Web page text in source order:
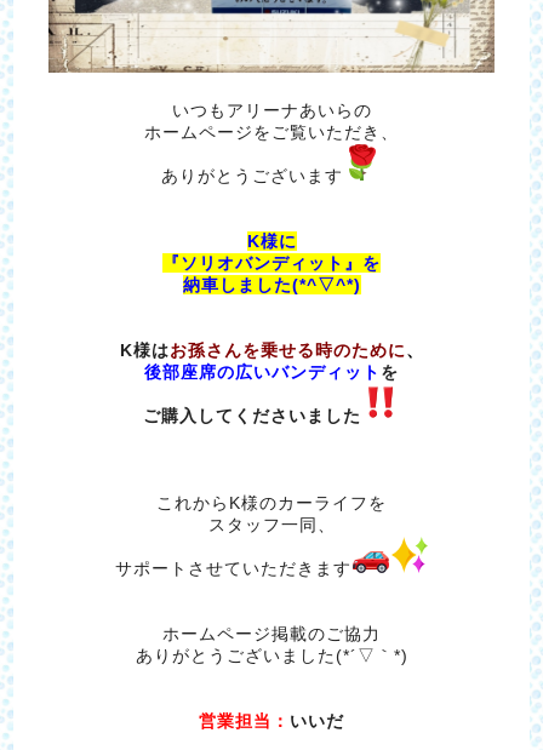
いつもアリーナあいらの
ホームページをご覧いただき、
ありがとうございます
K様に
『ソリオバンディット』を
納車しました(*^▽^*)
K様はお孫さんを乗せる時のために、
後部座席の広いバンディット を
ご購入してくださいました
これからK様のカーライフを
スタッフ一同、
サポートさせていただきます
ホームページ掲載のご協力
ありがとうございました(*´▽｀*)
営業担当： いいだ